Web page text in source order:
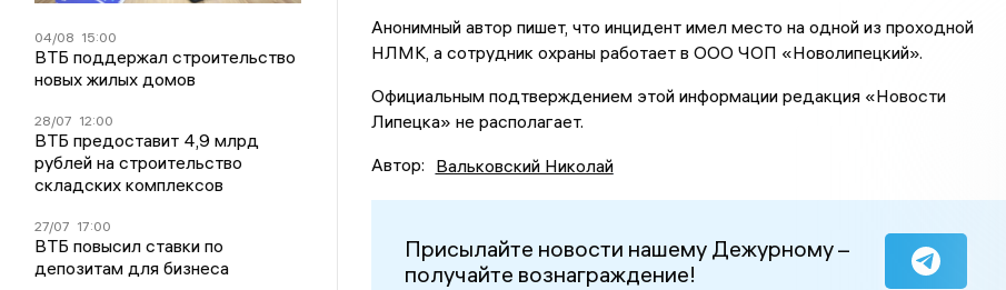
04/08 15:00
ВТБ поддержал строительство
новых жилых домов
28/07 12:00
ВТБ предоставит 4,9 млрд
рублей на строительство
складских комплексов
27/07 17:00
ВТБ повысил ставки по
депозитам для бизнеса
Анонимный автор пишет, что инцидент имел место на одной из проходной
НЛМК, а сотрудник охраны работает в ООО ЧОП «Новолипецкий».
Официальным подтверждением этой информации редакция «Новости
Липецка» не располагает.
Автор: Вальковский Николай
Присылайте новости нашему Дежурному –
получайте вознаграждение!